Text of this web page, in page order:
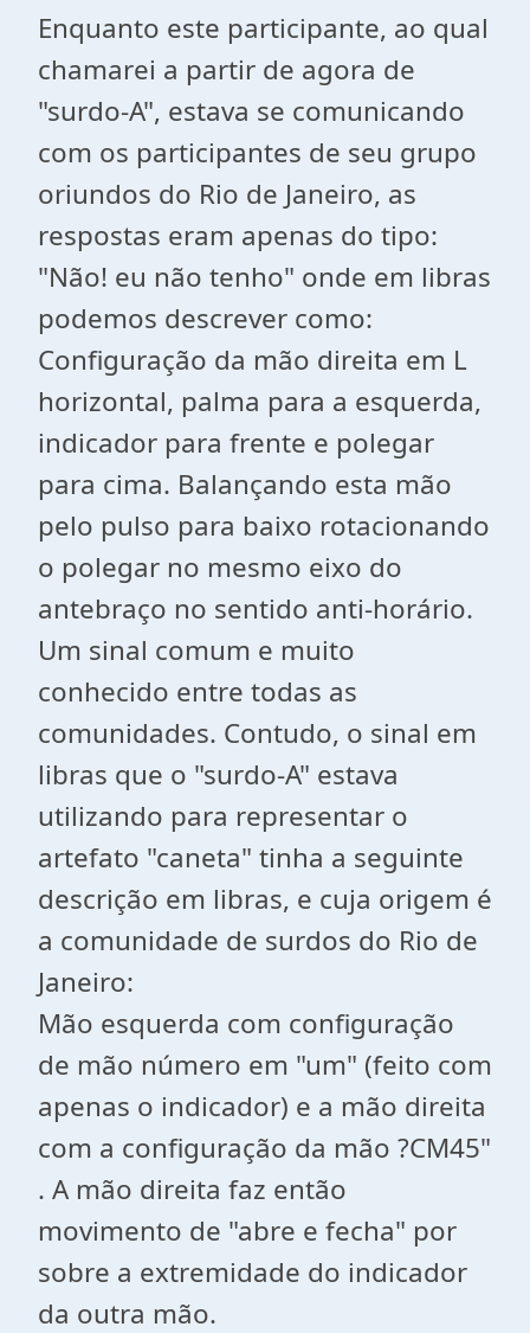
Enquanto este participante, ao qual
chamarei a partir de agora de
"surdo-A", estava se comunicando
com os participantes de seu grupo
oriundos do Rio de Janeiro, as
respostas eram apenas do tipo:
"Não! eu não tenho" onde em libras
podemos descrever como:
Configuração da mão direita em L
horizontal, palma para a esquerda,
indicador para frente e polegar
para cima. Balançando esta mão
pelo pulso para baixo rotacionando
o polegar no mesmo eixo do
antebraço no sentido anti-horário.
Um sinal comum e muito
conhecido entre todas as
comunidades. Contudo, o sinal em
libras que o "surdo-A" estava
utilizando para representar o
artefato "caneta" tinha a seguinte
descrição em libras, e cuja origem é
a comunidade de surdos do Rio de
Janeiro:
Mão esquerda com configuração
de mão número em "um" (feito com
apenas o indicador) e a mão direita
com a configuração da mão ?CM45"
. A mão direita faz então
movimento de "abre e fecha" por
sobre a extremidade do indicador
da outra mão.